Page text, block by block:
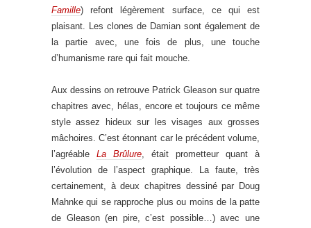
Famille) refont légèrement surface, ce qui est
plaisant. Les clones de Damian sont également de
la partie avec, une fois de plus, une touche
d’humanisme rare qui fait mouche.
Aux dessins on retrouve Patrick Gleason sur quatre
chapitres avec, hélas, encore et toujours ce même
style assez hideux sur les visages aux grosses
mâchoires. C’est étonnant car le précédent volume,
l’agréable La Brûlure, était prometteur quant à
l’évolution de l’aspect graphique. La faute, très
certainement, à deux chapitres dessiné par Doug
Mahnke qui se rapproche plus ou moins de la patte
de Gleason (en pire, c’est possible…) avec une